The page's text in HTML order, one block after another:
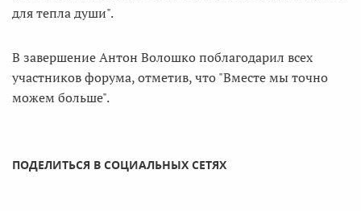
для тепла души".
В завершение Антон Волошко поблагодарил всех
участников форума, отметив, что "Вместе мы точно
можем больше".
ПОДЕЛИТЬСЯ В СОЦИАЛЬНЫХ СЕТЯХ